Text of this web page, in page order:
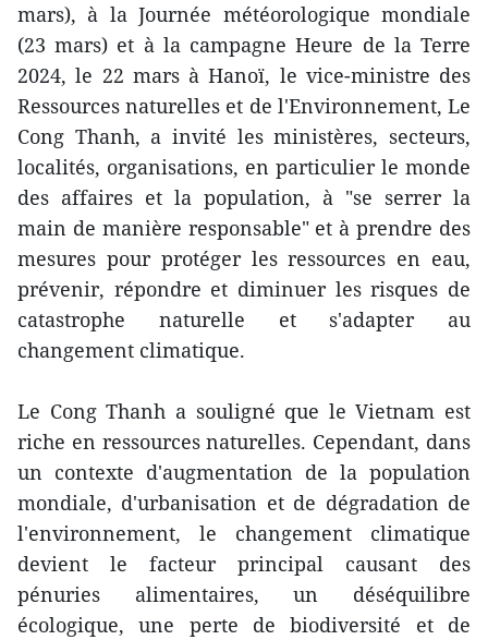
mars), à la Journée météorologique mondiale
(23 mars) et à la campagne Heure de la Terre
2024, le 22 mars à Hanoï, le vice-ministre des
Ressources naturelles et de l'Environnement, Le
Cong Thanh, a invité les ministères, secteurs,
localités, organisations, en particulier le monde
des affaires et la population, à "se serrer la
main de manière responsable" et à prendre des
mesures pour protéger les ressources en eau,
prévenir, répondre et diminuer les risques de
catastrophe naturelle et s'adapter au
changement climatique.
Le Cong Thanh a souligné que le Vietnam est
riche en ressources naturelles. Cependant, dans
un contexte d'augmentation de la population
mondiale, d'urbanisation et de dégradation de
l'environnement, le changement climatique
devient le facteur principal causant des
pénuries alimentaires, un déséquilibre
écologique, une perte de biodiversité et de